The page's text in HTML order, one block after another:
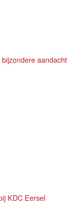
aandacht
KDC Eersel